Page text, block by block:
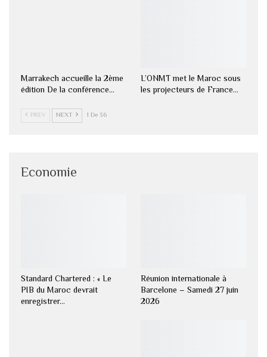
Marrakech accueille la 2ème
édition De la conférence…
L’ONMT met le Maroc sous
les projecteurs de France…
PREV NEXT 1 De 36
Economie
Standard Chartered : « Le
PIB du Maroc devrait
enregistrer…
Réunion internationale à
Barcelone – Samedi 27 juin
2026